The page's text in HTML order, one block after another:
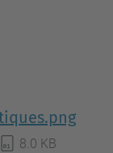
8.0 KB